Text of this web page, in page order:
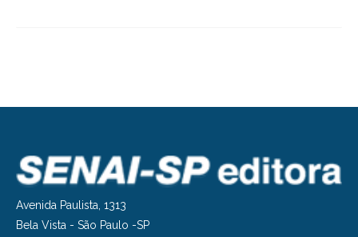
Avenida Paulista, 1313
Bela Vista - São Paulo -SP